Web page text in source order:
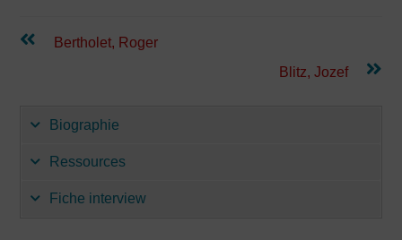
Lees
verderBertholet, Roger
Blitz, Jozef
Biographie
Ressources
Fiche interview